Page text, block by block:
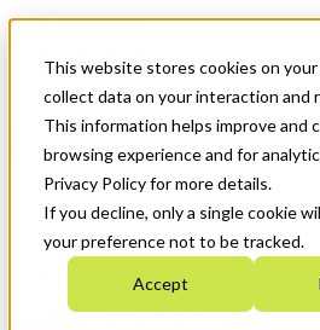
This website stores cookies on
collect data on your interaction and
This information helps improve and
browsing experience and for
Privacy Policy for more details.
If you decline, only a single cookie
your preference not to be tracked.
Accept
News & Events
Get Started
Menu
Who We Are
Strategic Plan 2026-2030